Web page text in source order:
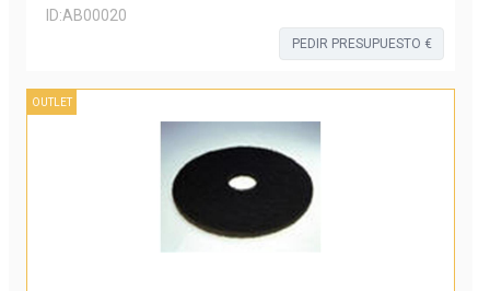
ID:AB00020
PEDIR PRESUPUESTO €
OUTLET